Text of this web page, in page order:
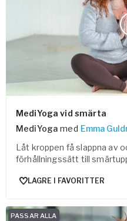
MediYoga vid smärta
MediYoga med Emma
Låt kroppen få slappna av
förhållningssätt till
LAGRE I FAVORITTER
PASSAR ALLA